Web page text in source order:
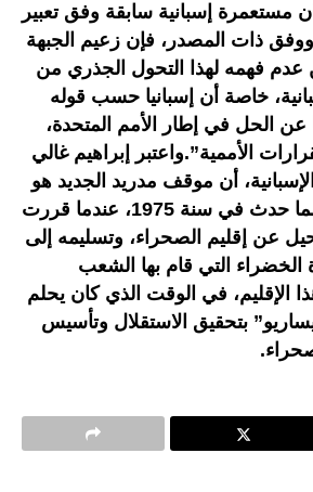
مستعمرة إسبانية سابقة وفق تعبير
ذات المصدر، فإن زعيم الجبهة
عدم فهمه لهذا التحول الجذري من
خاصة أن إسبانيا حسب قوله
عن الحل في إطار الأمم المتحدة،
الأممية”.واعتبر إبراهيم غالي
أن موقف مدريد الجديد هو
يُشبه أو أكثر سوءا مما حدث في سنة 1975، عندما قررت
عن إقليم الصحراء، وتسليمه إلى
الخضراء التي قام بها الشعب
الإقليم، في الوقت الذي كان يحلم
بتحقيق الاستقلال وتأسيس